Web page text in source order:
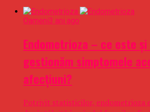
Oameni3 ani ago
Endometrioza – ce este
gestionăm simptomele
afecțiuni?
Potrivit statisticilor, endometrioza